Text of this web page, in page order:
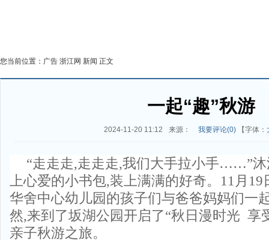
您当前位置： 广告 浙江网 新闻 正文
一起“趣”秋游
2024-11-20 11:12 来源： 我要评论(0)【字体：
“走走走,走走走,我们大手拉小手……”
上心爱的小书包,装上满满的好奇。11月
华舍中心幼儿园的孩子们与爸爸妈妈们一
然,来到了坂湖公园开启了“秋日漫时光 享
亲子秋游之旅。